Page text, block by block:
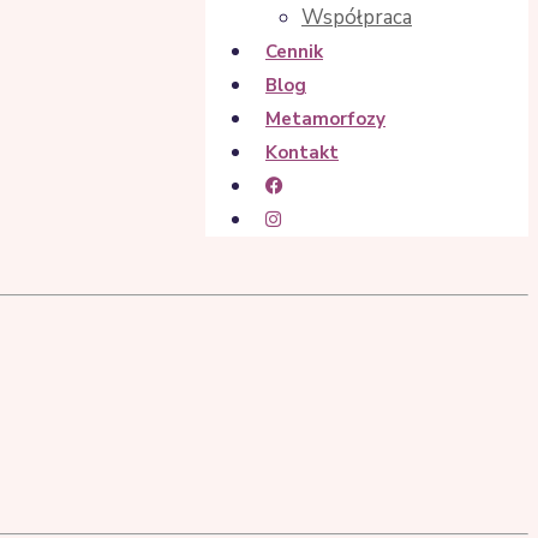
Współpraca
Cennik
Blog
Metamorfozy
Kontakt